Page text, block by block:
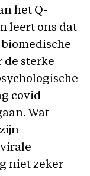
het Q-
leert ons dat
de sterke
covid
Wat
niet zeker